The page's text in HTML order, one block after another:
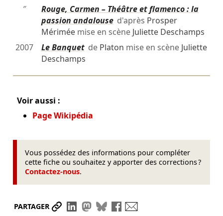
″
Rouge, Carmen – Théâtre et flamenco : la
passion andaloused'après Prosper
Mériméemise en scène Juliette Deschamps
2007
Le Banquetde Platon mise en scène Juliette
Deschamps
Voir aussi :
Page Wikipédia
Vous possédez des informations pour compléter
cette fiche ou souhaitez y apporter des corrections ?
Contactez-nous.
PARTAGER Partager le lien
Partager sur LinkedIn
Partager sur Mastodon
Partager sur Bluesky
Partager sur Facebook